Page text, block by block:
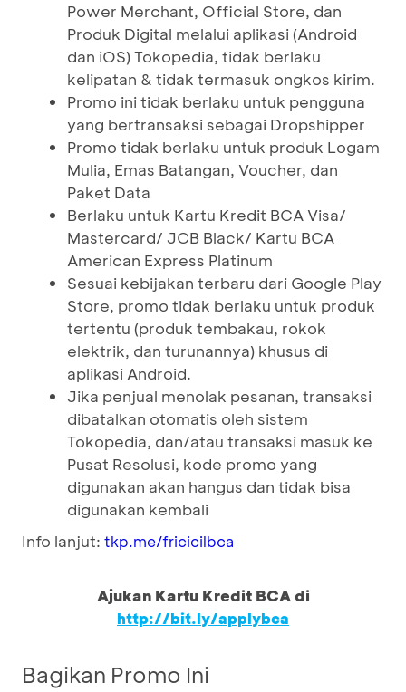
Power Merchant, Official Store, dan
Produk Digital melalui aplikasi (Android
dan iOS) Tokopedia, tidak berlaku
kelipatan & tidak termasuk ongkos kirim.
Promo ini tidak berlaku untuk pengguna
yang bertransaksi sebagai Dropshipper
Promo tidak berlaku untuk produk Logam
Mulia, Emas Batangan, Voucher, dan
Paket Data
Berlaku untuk Kartu Kredit BCA Visa/
Mastercard/ JCB Black/ Kartu BCA
American Express Platinum
Sesuai kebijakan terbaru dari Google Play
Store, promo tidak berlaku untuk produk
tertentu (produk tembakau, rokok
elektrik, dan turunannya) khusus di
aplikasi Android.
Jika penjual menolak pesanan, transaksi
dibatalkan otomatis oleh sistem
Tokopedia, dan/atau transaksi masuk ke
Pusat Resolusi, kode promo yang
digunakan akan hangus dan tidak bisa
digunakan kembali
Info lanjut: tkp.me/fricicilbca
Ajukan Kartu Kredit BCA di
http://bit.ly/applybca
Bagikan Promo Ini